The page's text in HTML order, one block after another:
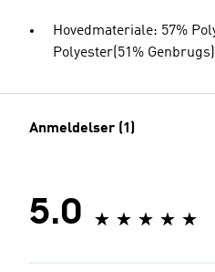
Hovedmateriale: 57%
Polyester(51% Genbrugs)
Anmeldelser (1)
5.0